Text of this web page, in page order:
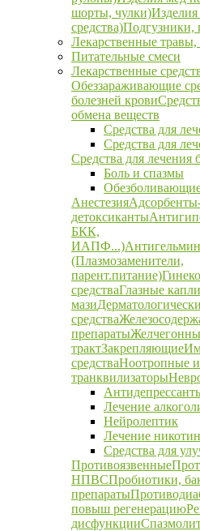
шорты, чулки)
средства)Подгузники,
Лекарственные
Питательные смеси
Лекарственные
Обеззараживающие
болезней крови
обмена веществ
Средства для
Средства для
Средства для лечения
Боль и спазмы
Обезболивающие
Анестезия
детоксиканты
БКК,
ИАПФ...)
(Плазмозаменители,
парент.питание)
средстваГлазные капли
мази
средства
препараты
трактЗакрепляющие
средстваНоотропные и
транквилизаторы
Лечение
Нейролептик
Лечение
Средства для
Противоязвенные
НПВСПробиотики,
препараты
повыш регенерацию
дисфункции